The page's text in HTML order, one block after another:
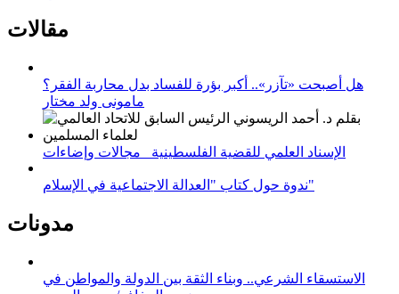
مقالات
هل أصبحت «تآزر».. أكبر بؤرة للفساد بدل محاربة الفقر؟
مامونى ولد مختار
الإسناد العلمي للقضية الفلسطينية_ مجالات وإضاءات
ندوة حول كتاب "العدالة الاجتماعية في الإسلام"
مدونات
الاستسقاء الشرعي.. وبناء الثقة بين الدولة والمواطن في